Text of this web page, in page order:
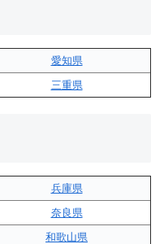
愛知県
三重県
兵庫県
奈良県
和歌山県